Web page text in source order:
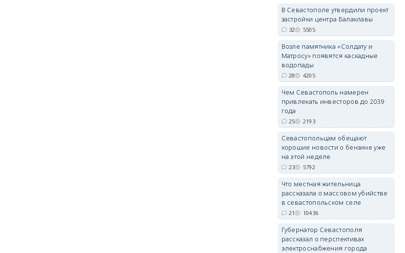
В Севастополе утвердили проект
застройки центра Балаклавы
32 5505
Возле памятника «Солдату и
Матросу» появятся каскадные
водопады
28 4205
Чем Севастополь намерен
привлекать инвесторов до 2039
года
25 2193
Севастопольцам обещают
хорошие новости о бензине уже
на этой неделе
23 5792
Что местная жительница
рассказала о массовом убийстве
в севастопольском селе
21 10436
Губернатор Севастополя
рассказал о перспективах
электроснабжения города